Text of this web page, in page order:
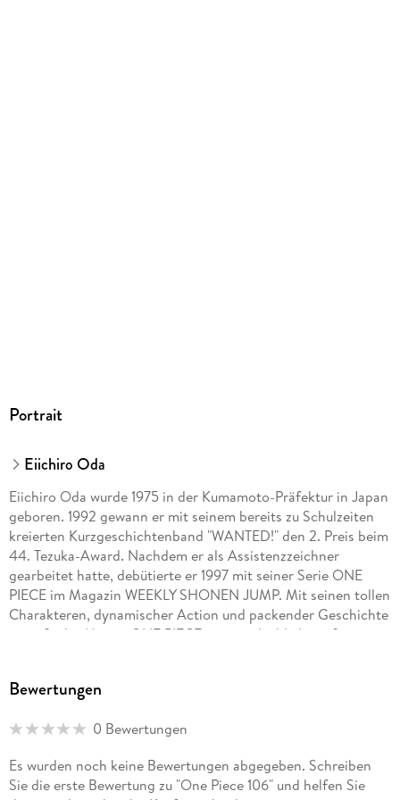
Portrait
Eiichiro Oda
Eiichiro Oda wurde 1975 in der Kumamoto-Präfektur in Japan
geboren. 1992 gewann er mit seinem bereits zu Schulzeiten
kreierten Kurzgeschichtenband "WANTED!" den 2. Preis beim
44. Tezuka-Award. Nachdem er als Assistenzzeichner
gearbeitet hatte, debütierte er 1997 mit seiner Serie ONE
PIECE im Magazin WEEKLY SHONEN JUMP. Mit seinen tollen
Charakteren, dynamischer Action und packender Geschichte
genießt der Manga ONE PIECE eine unglaublich große
multimedial große Erfolge: die Serie wurde als Anime
u. v. m. Die Serie hat auch in Europa und den USA unzählige
dreimonatlich bei Carlsen, außerdem sind mehrere Guides
und Romane sowie der Kurzgeschichtenband WANTED
Bewertungen
0 Bewertungen
Es wurden noch keine Bewertungen abgegeben. Schreiben
Sie die erste Bewertung zu "One Piece 106" und helfen Sie